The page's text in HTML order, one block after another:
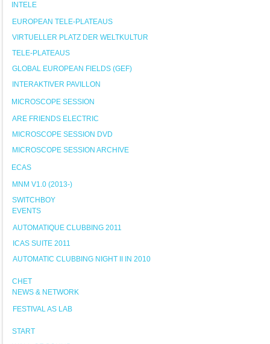
INTELE
EUROPEAN TELE-PLATEAUS
VIRTUELLER PLATZ DER WELTKULTUR
TELE-PLATEAUS
GLOBAL EUROPEAN FIELDS (GEF)
INTERAKTIVER PAVILLON
MICROSCOPE SESSION
ARE FRIENDS ELECTRIC
MICROSCOPE SESSION DVD
MICROSCOPE SESSION ARCHIVE
ECAS
MNM V1.0 (2013-)
SWITCHBOY
EVENTS
AUTOMATIQUE CLUBBING 2011
ICAS SUITE 2011
AUTOMATIC CLUBBING NIGHT II IN 2010
CHET
NEWS & NETWORK
FESTIVAL AS LAB
START